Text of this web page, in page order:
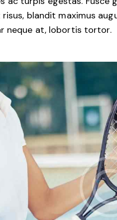
blandit maximus
neque at, lobortis tortor.